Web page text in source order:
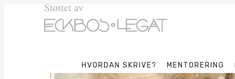
HVORDAN SKRIVE? MENTORERING